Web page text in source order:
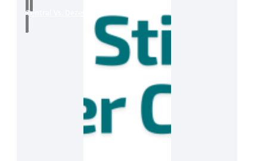
Zentral Vs. Dezentral